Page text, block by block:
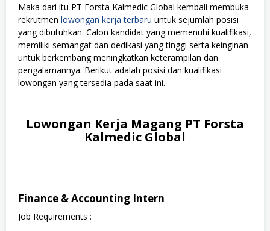
Maka dari itu PT Forsta Kalmedic Global kembali membuka
rekrutmen lowongan kerja terbaru untuk sejumlah posisi
yang dibutuhkan. Calon kandidat yang memenuhi kualifikasi,
memiliki semangat dan dedikasi yang tinggi serta keinginan
untuk berkembang meningkatkan keterampilan dan
pengalamannya. Berikut adalah posisi dan kualifikasi
lowongan yang tersedia pada saat ini.
Lowongan Kerja Magang PT Forsta
Kalmedic Global
Finance & Accounting Intern
Job Requirements :